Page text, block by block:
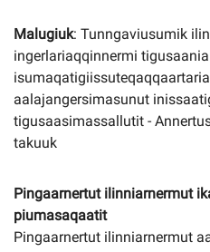
Malugiuk: Tunngaviusumik
ingerlariaqqinnermi
aalajangersimasunut
tigusaasimassallutit -
takuuk
Pingaarnertut ilinniarnermut
piumasaqaatit
Pingaarnertut ilinniarnermut